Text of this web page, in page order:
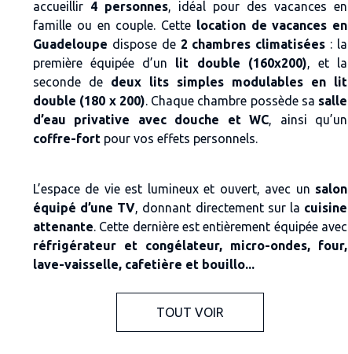
accueillir 4 personnes , idéal pour des vacances en
famille ou en couple. Cette location de vacances en
Guadeloupe dispose de 2 chambres climatisées : la
première équipée d’un lit double (160x200) , et la
seconde de deux lits simples modulables en lit
double (180 x 200) . Chaque chambre possède sa salle
d’eau privative avec douche et WC , ainsi qu’un
coffre-fort pour vos effets personnels.
L’espace de vie est lumineux et ouvert, avec un salon
équipé d’une TV , donnant directement sur la cuisine
attenante . Cette dernière est entièrement équipée avec
réfrigérateur et congélateur, micro-ondes, four,
lave-vaisselle, cafetière et bouillo...
TOUT VOIR